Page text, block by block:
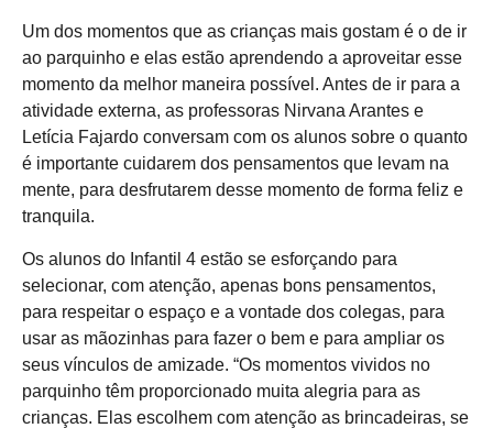
Um dos momentos que as crianças mais gostam é o de ir
ao parquinho e elas estão aprendendo a aproveitar esse
momento da melhor maneira possível. Antes de ir para a
atividade externa, as professoras Nirvana Arantes e
Letícia Fajardo conversam com os alunos sobre o quanto
é importante cuidarem dos pensamentos que levam na
mente, para desfrutarem desse momento de forma feliz e
tranquila.
Os alunos do Infantil 4 estão se esforçando para
selecionar, com atenção, apenas bons pensamentos,
para respeitar o espaço e a vontade dos colegas, para
usar as mãozinhas para fazer o bem e para ampliar os
seus vínculos de amizade. “Os momentos vividos no
parquinho têm proporcionado muita alegria para as
crianças. Elas escolhem com atenção as brincadeiras, se